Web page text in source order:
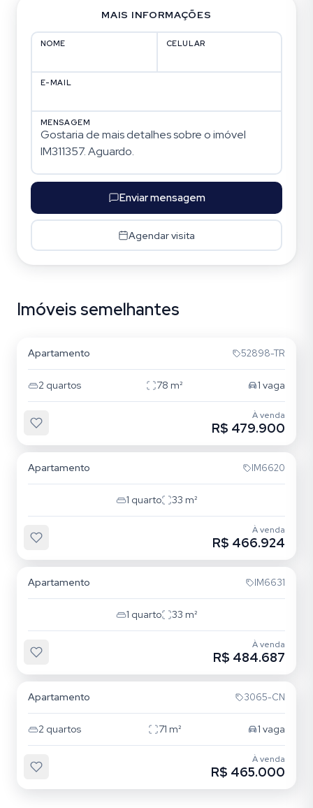
MAIS INFORMAÇÕES
NOME CELULAR
E-MAIL
MENSAGEM
Enviar mensagem
Agendar visita
Imóveis semelhantes
Cristo Redentor
Apartamento 52898-TR
2 quartos 78 m² 1 vaga
À venda
R$ 479.900
Apartamento IM6620
1 quarto 33 m²
À venda
R$ 466.924
Apartamento IM6631
1 quarto 33 m²
À venda
R$ 484.687
Apartamento 3065-CN
2 quartos 71 m² 1 vaga
À venda
R$ 465.000